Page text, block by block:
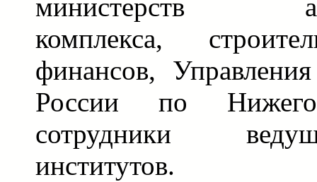
министерств
комплекса,
финансов, Управления
России по
сотрудники
институтов.